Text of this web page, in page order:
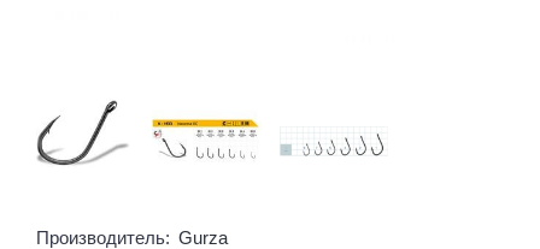
Производитель: Gurza